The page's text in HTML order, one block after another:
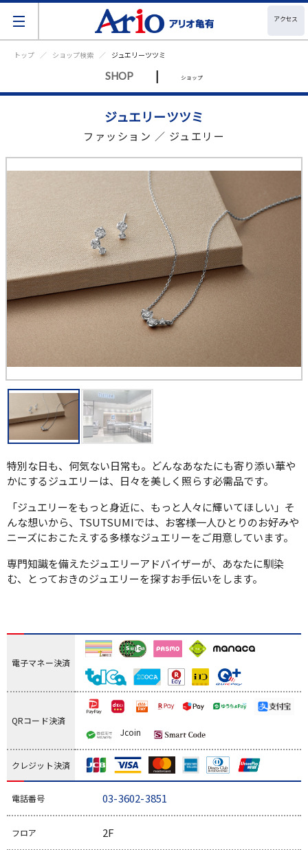
アクセス
トップ ショップ検索 ジュエリーツツミ
SHOP | ショップ
ジュエリーツツミ
ファッション ／ ジュエリー
特別な日も、何気ない日常も。どんなあなたにも寄り添い華や
かにするジュエリーは、日々を美しく照らす必需品です。
「ジュエリーをもっと身近に、もっと人々に輝いてほしい」そ
んな想いから、TSUTSUMIでは、お客様一人ひとりのお好みや
ニーズにおこたえする多様なジュエリーをご用意しています。
専門知識を備えたジュエリーアドバイザーが、あなたに馴染
む、とっておきのジュエリーを探すお手伝いをします。
電子マネー決済
QRコード決済
Jcoin
クレジット決済
電話番号 03-3602-3851
フロア 2F